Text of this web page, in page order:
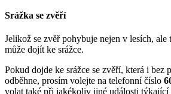
Srážka se zvěří
Jelikož se zvěř pohybuje nejen v lesích,
může dojít ke srážce.
Pokud dojde ke srážce se zvěří, která i bez
odběhne, prosím volejte na telefonní číslo
volat také při jakékoliv jiné události týkající